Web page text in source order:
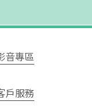
音專區
戶服務